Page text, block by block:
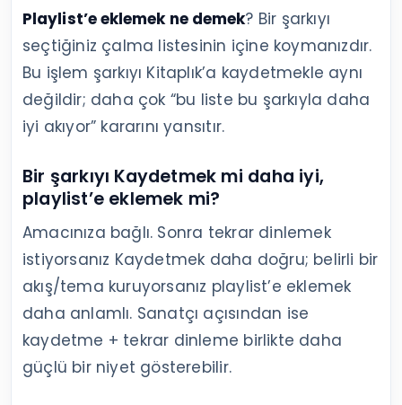
Playlist’e eklemek ne demek? Bir şarkıyı
seçtiğiniz çalma listesinin içine koymanızdır.
Bu işlem şarkıyı Kitaplık’a kaydetmekle aynı
değildir; daha çok “bu liste bu şarkıyla daha
iyi akıyor” kararını yansıtır.
Bir şarkıyı Kaydetmek mi daha iyi,
playlist’e eklemek mi?
Amacınıza bağlı. Sonra tekrar dinlemek
istiyorsanız Kaydetmek daha doğru; belirli bir
akış/tema kuruyorsanız playlist’e eklemek
daha anlamlı. Sanatçı açısından ise
kaydetme + tekrar dinleme birlikte daha
güçlü bir niyet gösterebilir.